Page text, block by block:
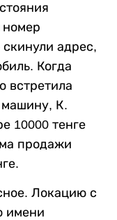
номер
адрес,
Когда
встретила
К.
10000 тенге
продажи
Локацию с
имени